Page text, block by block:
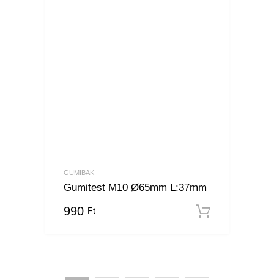
GUMIBAK
Gumitest M10 Ø65mm L:37mm
990 Ft